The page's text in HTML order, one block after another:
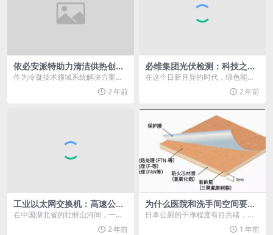
依必安派特助力清洁供热创新
时代
作为冷凝技术领域系统解决方案的
开拓者，依必安派特（ebmpapst）
2 年前
必维集团光伏检测：科技之
光，守护绿色能源未来
在这个日新月异的时代，绿色能源
正以前所未有的速度改变着我们的
2 年前
工业以太网交换机：高速公路
监测与管理应用
在中国湖北省的壮丽山河间，一条
全长173公里的宜巴高速公路宛如
2 年前
为什么医院和洗手间空间要用
爱克不燃板
日本公厕的干净程度有目共睹，但
挑剔的日本人也并不完全买账。为
1 年前